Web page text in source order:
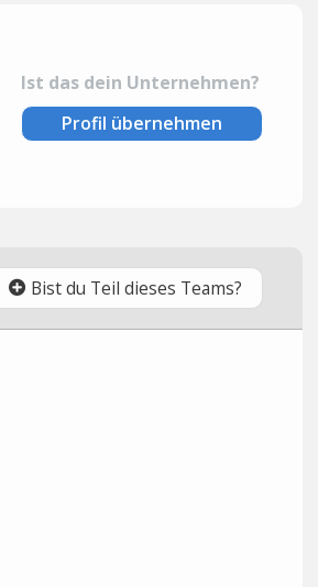
Ist das dein Unternehmen?
Profil übernehmen
Bist du Teil dieses Teams?